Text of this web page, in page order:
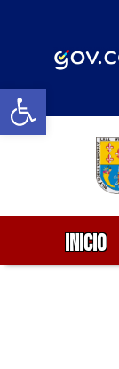
Abrir
INICIO